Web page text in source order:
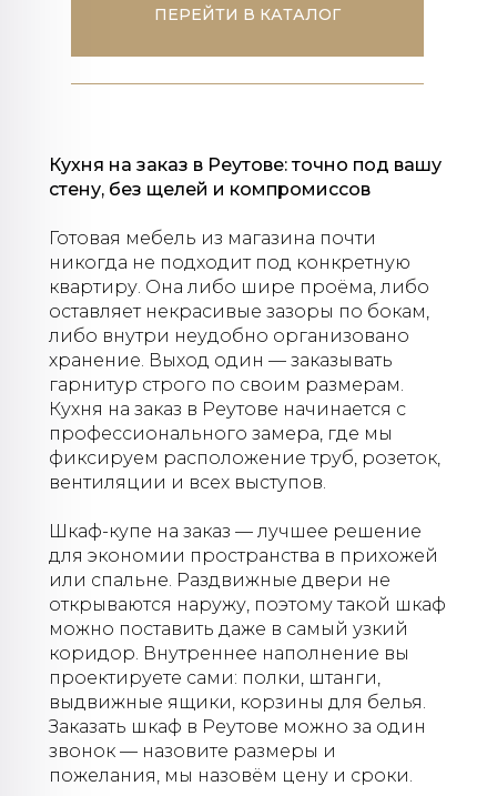
ПЕРЕЙТИ В КАТАЛОГ
Кухня на заказ в Реутове: точно под вашу
стену, без щелей и компромиссов
Готовая мебель из магазина почти
никогда не подходит под конкретную
квартиру. Она либо шире проёма, либо
оставляет некрасивые зазоры по бокам,
либо внутри неудобно организовано
хранение. Выход один — заказывать
гарнитур строго по своим размерам.
Кухня на заказ в Реутове начинается с
профессионального замера, где мы
фиксируем расположение труб, розеток,
вентиляции и всех выступов.
Шкаф-купе на заказ — лучшее решение
для экономии пространства в прихожей
или спальне. Раздвижные двери не
открываются наружу, поэтому такой шкаф
можно поставить даже в самый узкий
коридор. Внутреннее наполнение вы
проектируете сами: полки, штанги,
выдвижные ящики, корзины для белья.
Заказать шкаф в Реутове можно за один
звонок — назовите размеры и
пожелания, мы назовём цену и сроки.